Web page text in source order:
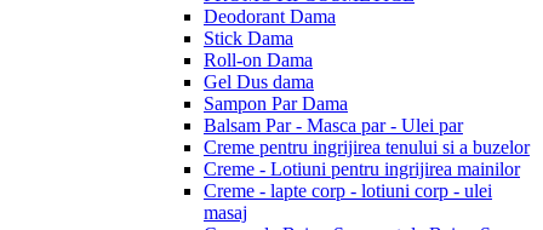
Deodorant Dama
Stick Dama
Roll-on Dama
Gel Dus dama
Sampon Par Dama
Balsam Par - Masca par - Ulei par
Creme pentru ingrijirea tenului si a buzelor
Creme - Lotiuni pentru ingrijirea mainilor
Creme - lapte corp - lotiuni corp - ulei
masaj